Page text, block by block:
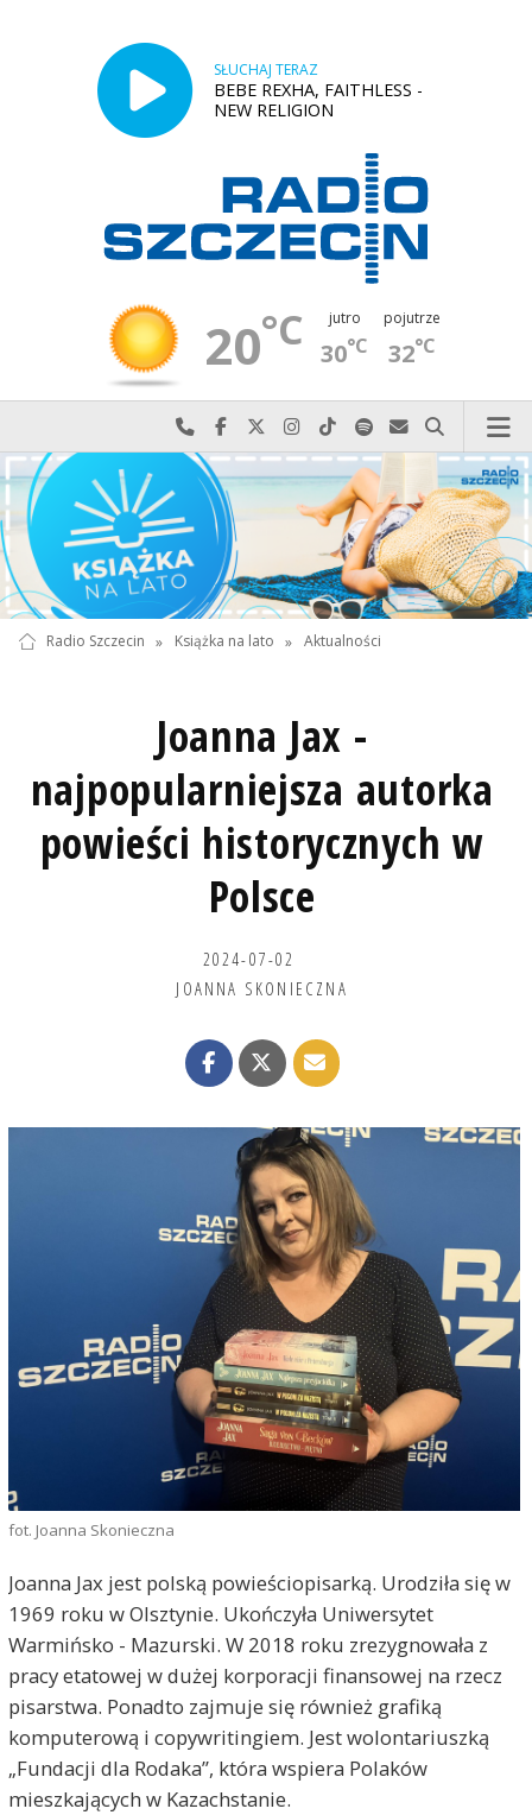
SŁUCHAJ TERAZ
BEBE REXHA, FAITHLESS -
NEW RELIGION
20°C jutro
30°C
pojutrze
32°C
Najlepiej po prostu do nas zadzwoń
Odwiedź nas na Facebook-u
Odwiedź nas na X
Odwiedź nas na Instagram-ie
Odwiedź nas na TikTok-u
Szukaj nas na Spotify
Wyślij do nas
Szukaj
Radio Szczecin » Książka na lato » Aktualności
Joanna Jax -
najpopularniejsza autorka
powieści historycznych w
Polsce
2024-07-02
JOANNA SKONIECZNA
fot. Joanna Skonieczna
Joanna Jax jest polską powieściopisarką. Urodziła się w
1969 roku w Olsztynie. Ukończyła Uniwersytet
Warmińsko - Mazurski. W 2018 roku zrezygnowała z
pracy etatowej w dużej korporacji finansowej na rzecz
pisarstwa. Ponadto zajmuje się również grafiką
komputerową i copywritingiem. Jest wolontariuszką
„Fundacji dla Rodaka”, która wspiera Polaków
mieszkających w Kazachstanie.